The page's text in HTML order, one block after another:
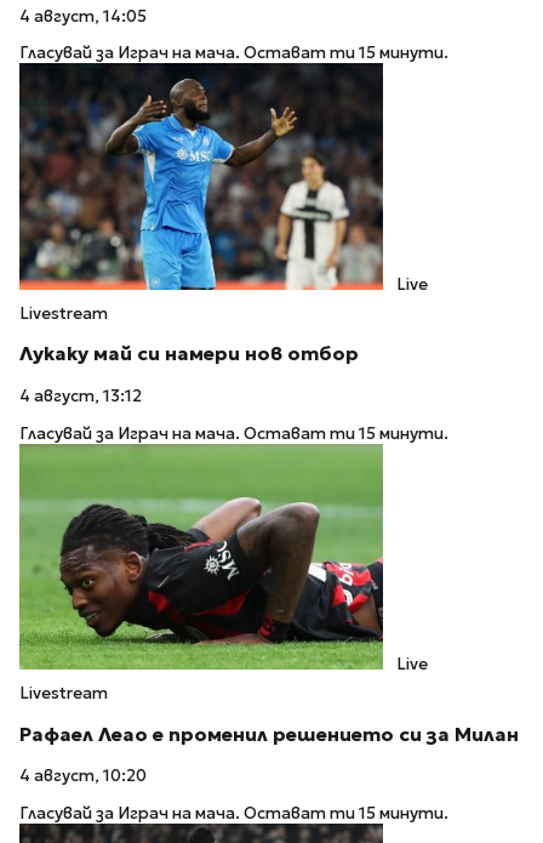
4 август, 14:05
Гласувай за Играч на мача. Остават ти 15 минути.
Live
Livestream
Лукаку май си намери нов отбор
4 август, 13:12
Гласувай за Играч на мача. Остават ти 15 минути.
Live
Livestream
Рафаел Леао е променил решението си за Милан
4 август, 10:20
Гласувай за Играч на мача. Остават ти 15 минути.